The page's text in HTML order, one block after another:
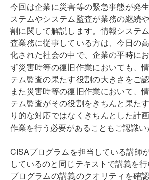
今回は企業に災害等の緊急事態が発
ステムやシステム監査が業務の継続
割に関して解説します。情報システ
査業務に従事している方は、今日の
化された社会の中で、企業の平時に
ず災害時等の復旧作業においても、
テム監査の果たす役割の大きさをご
また災害時等の復旧作業において、
テム監査がその役割をきちんと果た
り的な対応ではなくきちんとした計
作業を行う必要があることもご認識い
CISAプログラムを担当している講師
しているのと同じテキストで講義を
プログラムの講義のクオリティを確